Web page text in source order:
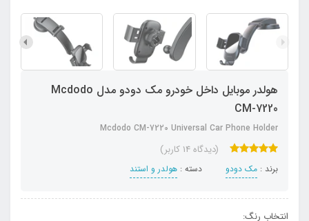
هولدر موبایل داخل خودرو مک دودو مدل Mcdodo
CM-7220
Mcdodo CM-7220 Universal Car Phone Holder
(دیدگاه 14 کاربر)
برند : مک دودو دسته : هولدر و استند
انتخاب رنگ: